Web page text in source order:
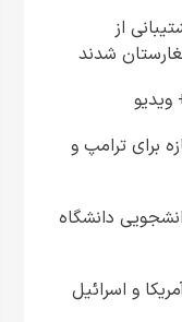
از
شدند
ویدیو
برای ترامپ و
دانشگاه
و اسرائیل